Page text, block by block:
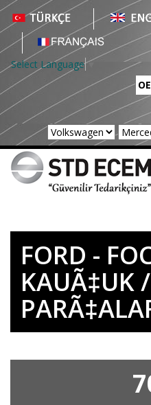
Select Language▼
FORD -
KAUÃ‡UK